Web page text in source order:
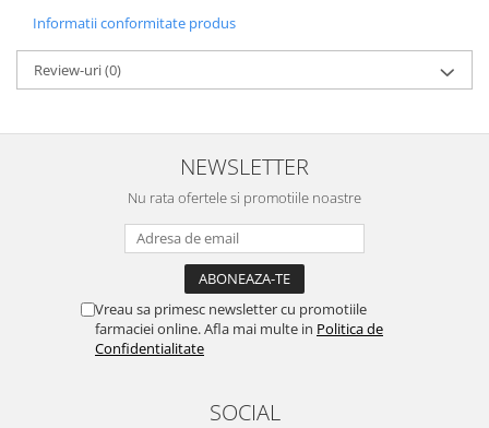
Informatii conformitate produs
Review-uri(0)
NEWSLETTER
Nu rata ofertele si promotiile noastre
Vreau sa primesc newsletter cu promotiile
farmaciei online. Afla mai multe in Politica de
Confidentialitate
SOCIAL